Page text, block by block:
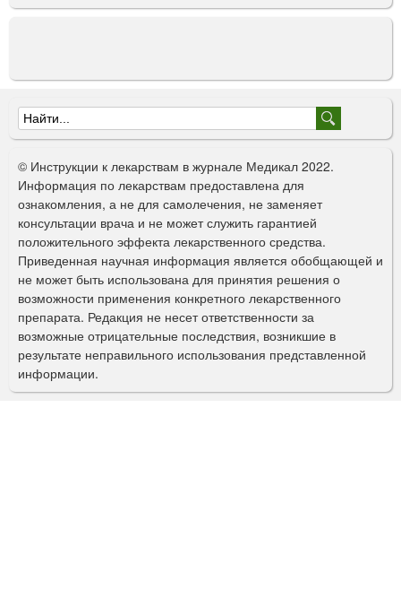
Ф
о
р
м
а
п
о
и
с
к
© Инструкции к лекарствам в журнале Медикал 2022.
Информация по лекарствам предоставлена для
ознакомления, а не для самолечения, не заменяет
консультации врача и не может служить гарантией
положительного эффекта лекарственного средства.
Приведенная научная информация является обобщающей и
не может быть использована для принятия решения о
возможности применения конкретного лекарственного
препарата. Редакция не несет ответственности за
возможные отрицательные последствия, возникшие в
результате неправильного использования представленной
информации.